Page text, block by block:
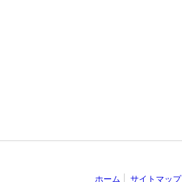
ホーム サイトマップ